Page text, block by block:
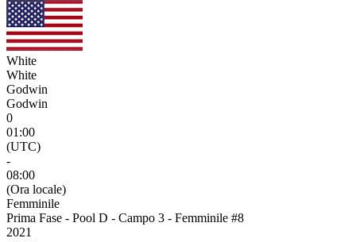
White
White
Godwin
Godwin
0
01:00
(UTC)
-
08:00
(Ora locale)
Femminile
Prima Fase - Pool D - Campo 3 - Femminile #8
2021